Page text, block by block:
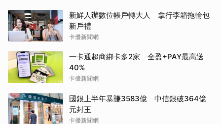
新鮮人辦數位帳戶轉大人 拿行李箱拖輪包
新戶禮
卡優新聞網
一卡通超商綁卡多2家 全盈+PAY最高送
40%
卡優新聞網
國銀上半年暴賺3583億 中信銀破364億
元封王
卡優新聞網